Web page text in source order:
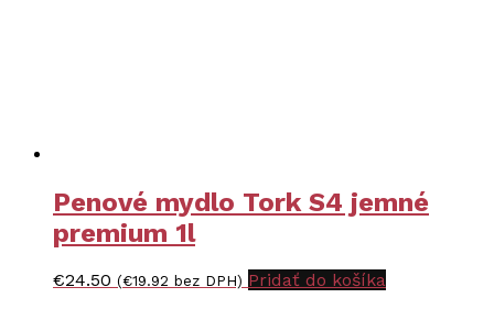
Penové mydlo Tork S4 jemné
premium 1l
€24.50 (€19.92 bez DPH) Pridať do košíka